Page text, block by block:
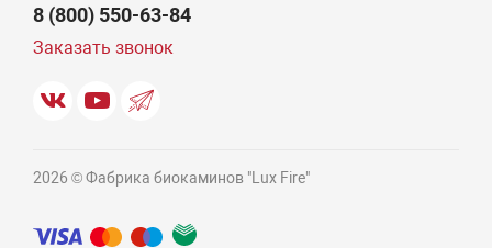
8 (800) 550-63-84
Заказать звонок
2026 © Фабрика биокаминов "Lux Fire"